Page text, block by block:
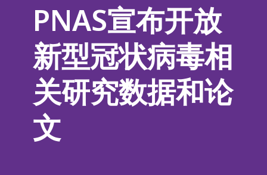
PNAS宣布开放
新型冠状病毒相
关研究数据和论
文